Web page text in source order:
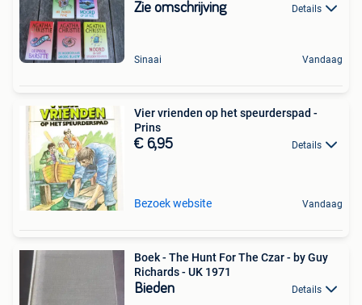
Zie omschrijving Details
Sinaai Vandaag
Vier vrienden op het speurderspad -
Prins
€ 6,95 Details
Bezoek website Vandaag
Boek - The Hunt For The Czar - by Guy
Richards - UK 1971
Bieden Details